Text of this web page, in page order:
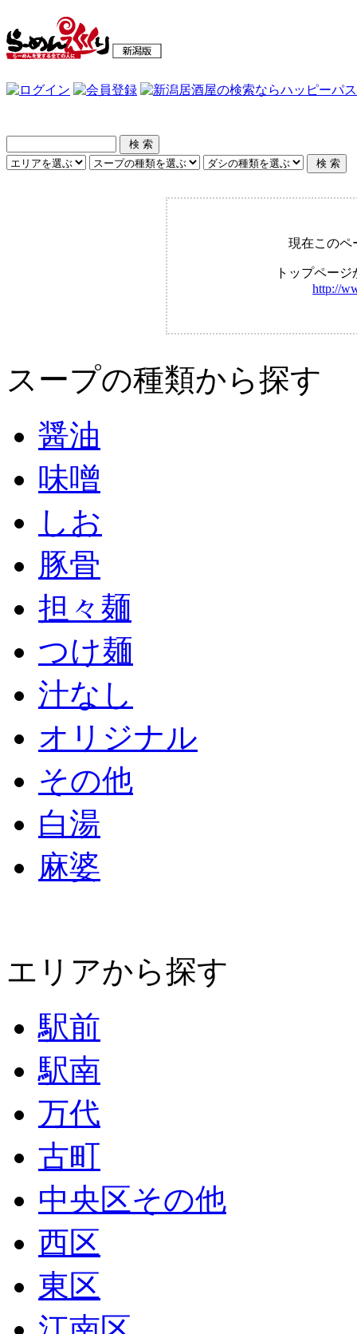
現在このペ
トップペー
http://
スープの種類から探す
醤油
味噌
しお
豚骨
担々麺
つけ麺
汁なし
オリジナル
その他
白湯
麻婆
エリアから探す
駅前
駅南
万代
古町
中央区その他
西区
東区